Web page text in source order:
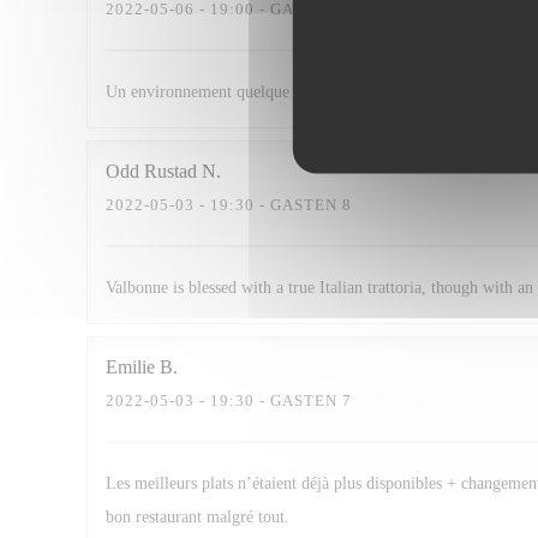
2022-05-06 - 19:00 - GASTEN 2
Un environnement quelque peu bruyant, mais produits de très
Odd Rustad N
2022-05-03 - 19:30 - GASTEN 8
Valbonne is blessed with a true Italian trattoria, though with
Emilie B
2022-05-03 - 19:30 - GASTEN 7
Les meilleurs plats n’étaient déjà plus disponibles +
bon restaurant malgré tout.